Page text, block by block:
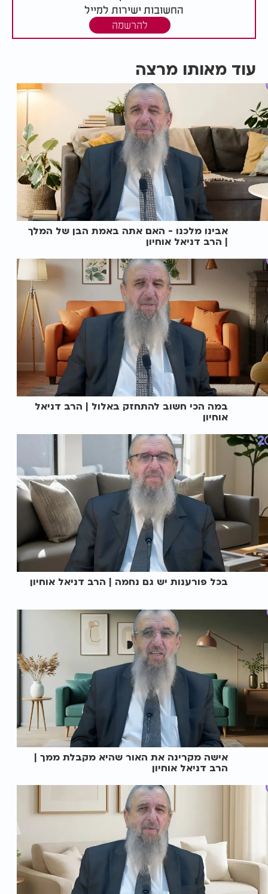
החשובות ישירות למייל
להרשמה
עוד מאותו מרצה
אבינו מלכנו - האם אתה באמת הבן של המלך
| הרב דניאל אוחיון
במה הכי חשוב להתחזק באלול | הרב דניאל
אוחיון
בכל פורענות יש גם נחמה | הרב דניאל אוחיון
אישה מקרינה את האור שהיא מקבלת ממך |
הרב דניאל אוחיון